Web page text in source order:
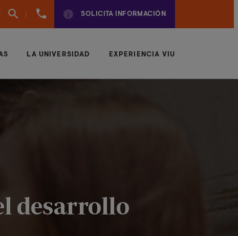
960
SOLICITA INFORMACIÓN
LA UNIVERSIDAD EXPERIENCIA VIU
desarrollo